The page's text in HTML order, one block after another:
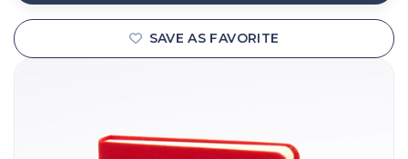
SAVE AS FAVORITE